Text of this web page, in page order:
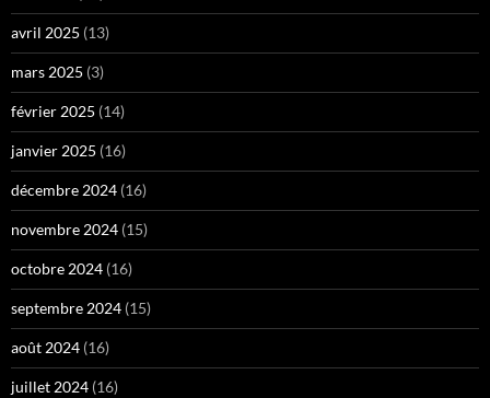
avril 2025 (13)
mars 2025 (3)
février 2025 (14)
janvier 2025 (16)
décembre 2024 (16)
novembre 2024 (15)
octobre 2024 (16)
septembre 2024 (15)
août 2024 (16)
juillet 2024 (16)